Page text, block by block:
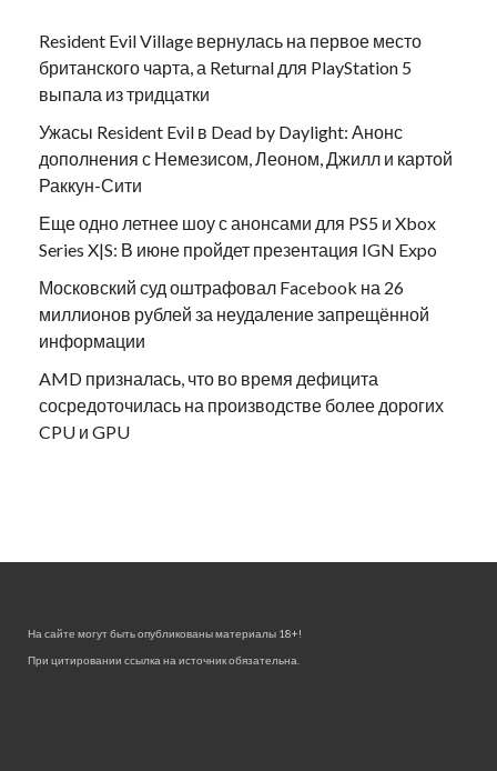
Resident Evil Village вернулась на первое место
британского чарта, а Returnal для PlayStation 5
выпала из тридцатки
Ужасы Resident Evil в Dead by Daylight: Анонс
дополнения с Немезисом, Леоном, Джилл и картой
Раккун-Сити
Еще одно летнее шоу с анонсами для PS5 и Xbox
Series X|S: В июне пройдет презентация IGN Expo
Московский суд оштрафовал Facebook на 26
миллионов рублей за неудаление запрещённой
информации
AMD призналась, что во время дефицита
сосредоточилась на производстве более дорогих
CPU и GPU
На сайте могут быть опубликованы материалы 18+!
При цитировании ссылка на источник обязательна.